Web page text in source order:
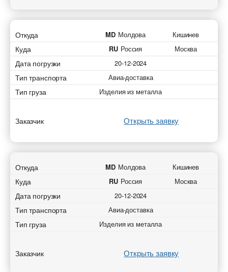
Откуда MD Молдова Кишинев
Куда RU Россия Москва
Дата погрузки 20-12-2024
Тип транспорта Авиа-доставка
Тип груза Изделия из металла
Заказчик Открыть заявку
Откуда MD Молдова Кишинев
Куда RU Россия Москва
Дата погрузки 20-12-2024
Тип транспорта Авиа-доставка
Тип груза Изделия из металла
Заказчик Открыть заявку